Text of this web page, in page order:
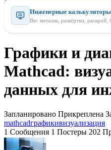
Инженерные
Вес металла, развёртки,
Графики и
Mathcad:
данных для
Запланировано Прикреплена
mathcadграфикивизуализация
1 Сообщения 1 Постеры 202